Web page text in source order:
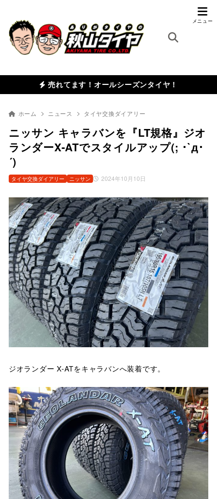
売れてます！オールシーズンタイヤ！
ホーム ニュース タイヤ交換ダイアリー
ニッサン キャラバンを『LT規格』ジオ
ランダーX-ATでスタイルアップ(; ･`д･
´)
2024年10月10日
タイヤ交換ダイアリー ニッサン
ジオランダー X-ATをキャラバンへ装着です。